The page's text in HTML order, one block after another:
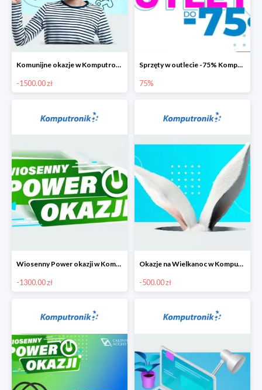
Komunijne okazje w Komputronik do -1500 zł
-1500.00 zł
Sprzęty w outlecie -75% Komputronik.pl
75%
Wiosenny Power okazji w Komputronik - laptopy do 1300 zł
-1300.00 zł
Okazje na Wielkanoc w Komputronik do -500 zł
-500.00 zł